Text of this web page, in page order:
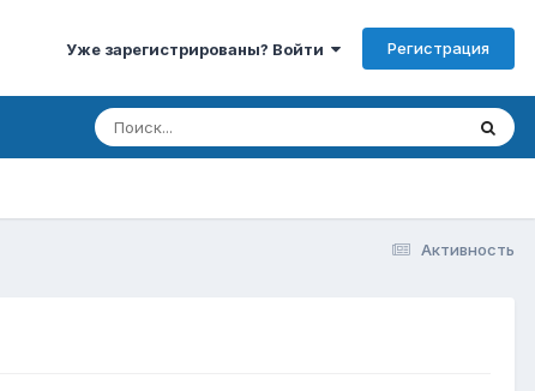
Уже зарегистрированы? Войти Регистрация
Активность